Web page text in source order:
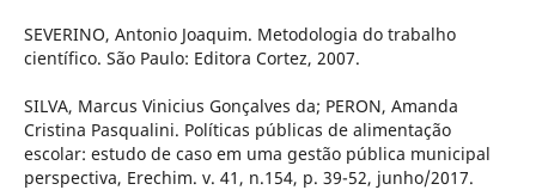
SEVERINO, Antonio Joaquim. Metodologia do trabalho
científico. São Paulo: Editora Cortez, 2007.
SILVA, Marcus Vinicius Gonçalves da; PERON, Amanda
Cristina Pasqualini. Políticas públicas de alimentação
escolar: estudo de caso em uma gestão pública municipal
perspectiva, Erechim. v. 41, n.154, p. 39-52, junho/2017.